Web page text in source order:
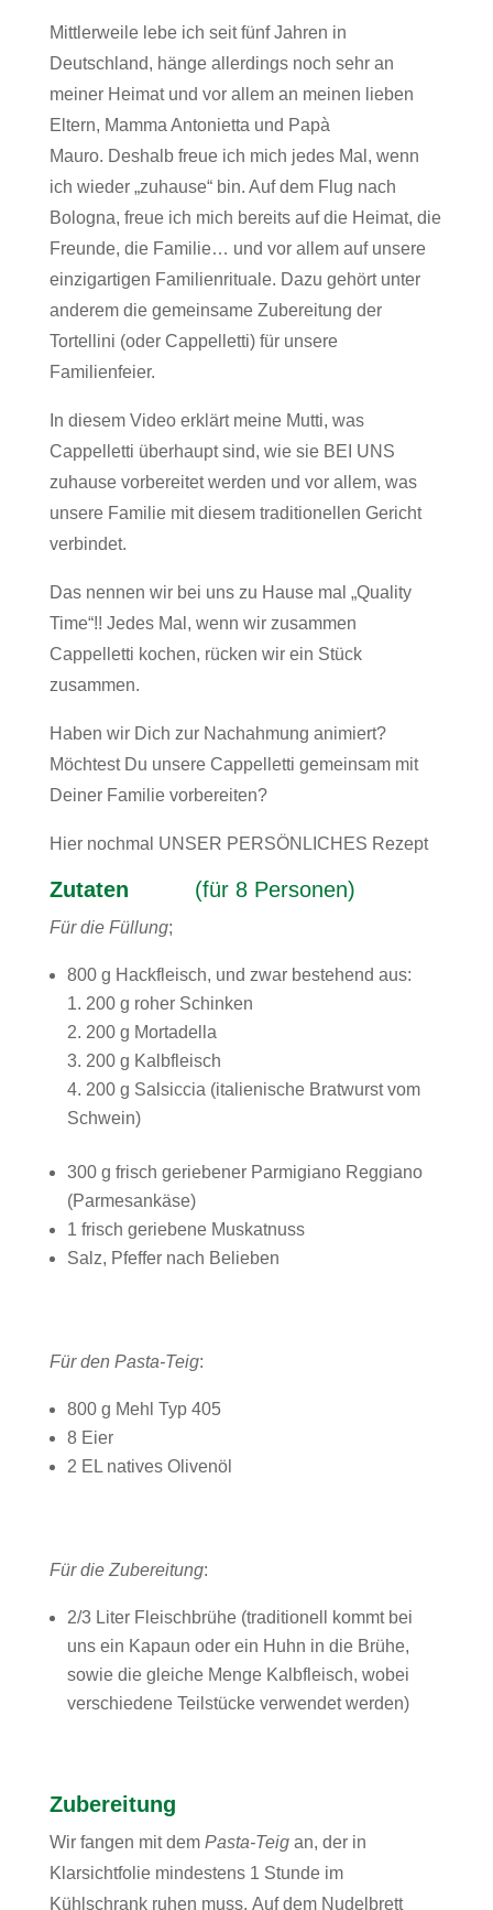
Mittlerweile lebe ich seit fünf Jahren in
Deutschland, hänge allerdings noch sehr an
meiner Heimat und vor allem an meinen lieben
Eltern, Mamma Antonietta und Papà
Mauro. Deshalb freue ich mich jedes Mal, wenn
ich wieder „zuhause“ bin. Auf dem Flug nach
Bologna, freue ich mich bereits auf die Heimat, die
Freunde, die Familie… und vor allem auf unsere
einzigartigen Familienrituale. Dazu gehört unter
anderem die gemeinsame Zubereitung der
Tortellini (oder Cappelletti) für unsere
Familienfeier.
In diesem Video erklärt meine Mutti, was
Cappelletti überhaupt sind, wie sie BEI UNS
zuhause vorbereitet werden und vor allem, was
unsere Familie mit diesem traditionellen Gericht
verbindet.
Das nennen wir bei uns zu Hause mal „Quality
Time“!! Jedes Mal, wenn wir zusammen
Cappelletti kochen, rücken wir ein Stück
zusammen.
Haben wir Dich zur Nachahmung animiert?
Möchtest Du unsere Cappelletti gemeinsam mit
Deiner Familie vorbereiten?
Hier nochmal UNSER PERSÖNLICHES Rezept
Zutaten (für 8 Personen)
Für die Füllung;
800 g Hackfleisch, und zwar bestehend aus:
200 g roher Schinken
200 g Mortadella
200 g Kalbfleisch
200 g Salsiccia (italienische Bratwurst vom
Schwein)
300 g frisch geriebener Parmigiano Reggiano
(Parmesankäse)
1 frisch geriebene Muskatnuss
Salz, Pfeffer nach Belieben
Für den Pasta-Teig:
800 g Mehl Typ 405
8 Eier
2 EL natives Olivenöl
Für die Zubereitung:
2/3 Liter Fleischbrühe (traditionell kommt bei
uns ein Kapaun oder ein Huhn in die Brühe,
sowie die gleiche Menge Kalbfleisch, wobei
verschiedene Teilstücke verwendet werden)
Zubereitung
Wir fangen mit dem Pasta-Teigan, der in
Klarsichtfolie mindestens 1 Stunde im
Kühlschrank ruhen muss. Auf dem Nudelbrett